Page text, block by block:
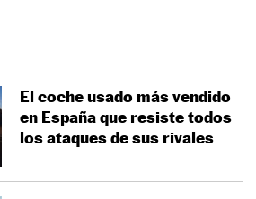
El coche usado más vendido
en España que resiste todos
los ataques de sus rivales